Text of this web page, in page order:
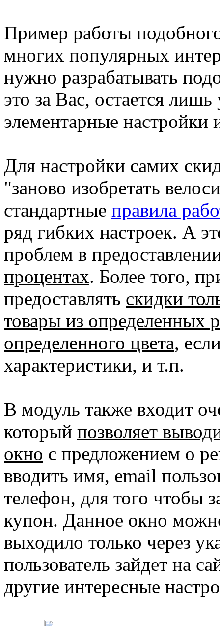
Пример работы
многих популярных
нужно разрабатывать
это за Вас, остается
элементарные настройки
Для настройки самих
"заново изобретать
стандартные правила
ряд гибких настроек. А
проблем в
процентах. Более того,
предоставлять скидки
товары из определенных
определенного цвета,
характеристики, и т.п.
В модуль также входит
который позволяет
окно с предложением о
вводить имя, email
телефон, для того чтобы
купон. Данное окно
выходило только через
пользователь зайдет на
другие интересные